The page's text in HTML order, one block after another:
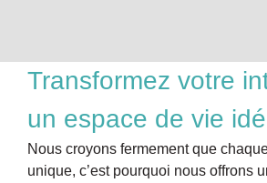
Transformez votre
un espace de vie
Nous croyons fermement que
unique, c’est pourquoi nous offrons